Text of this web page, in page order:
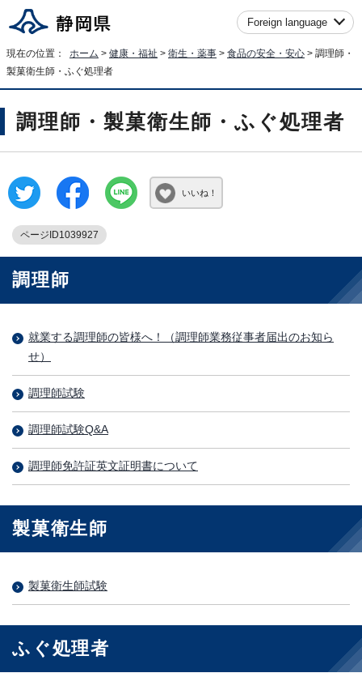
Foreign language
現在の位置： ホーム > 健康・福祉 > 衛生・薬事 > 食品の安全・安心 > 調理師・
製菓衛生師・ふぐ処理者
調理師・製菓衛生師・ふぐ処理者
いいね！
ページID1039927
調理師
就業する調理師の皆様へ！（調理師業務従事者届出のお知ら
せ）
調理師試験
調理師試験Q&A
調理師免許証英文証明書について
製菓衛生師
製菓衛生師試験
ふぐ処理者